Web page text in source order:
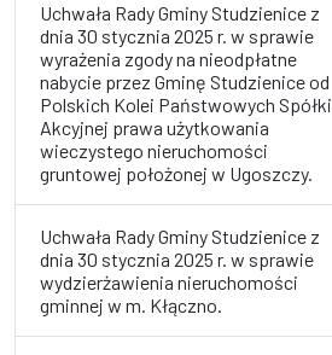
Uchwała Rady Gminy Studzienice z
dnia 30 stycznia 2025 r. w sprawie
wyrażenia zgody na nieodpłatne
nabycie przez Gminę Studzienice od
Polskich Kolei Państwowych Spółki
Akcyjnej prawa użytkowania
wieczystego nieruchomości
gruntowej położonej w Ugoszczy.
Uchwała Rady Gminy Studzienice z
dnia 30 stycznia 2025 r. w sprawie
wydzierżawienia nieruchomości
gminnej w m. Kłączno.